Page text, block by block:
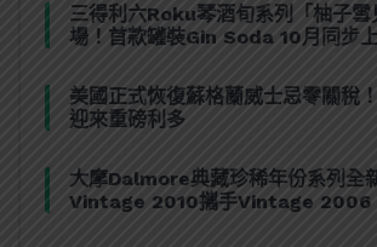
三得利六Roku琴酒旬系列「柚子雪
場！首款罐裝Gin Soda 10月同步
美國正式恢復蘇格蘭威士忌零關稅
迎來重磅利多
大摩Dalmore典藏珍稀年份系列全
Vintage 2010攜手Vintage 2006